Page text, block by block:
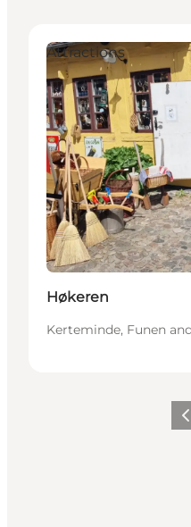
Attractions
Høkeren
Kerteminde, Funen